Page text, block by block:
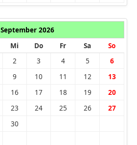
September 2026
Mi Do Fr Sa So
2 3 4 5 6
9 10 11 12 13
16 17 18 19 20
23 24 25 26 27
30